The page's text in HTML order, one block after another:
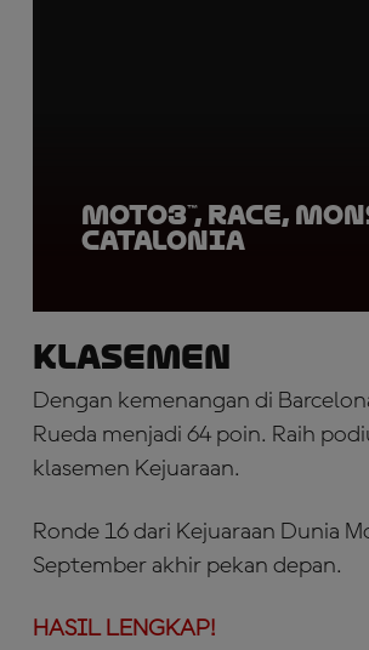
Moto3™, Race,
Catalonia
KLASEMEN
Dengan kemenangan di
Rueda menjadi 64 poin. Raih
klasemen Kejuaraan.
Ronde 16 dari Kejuaraan Dunia
September akhir pekan depan.
HASIL LENGKAP!